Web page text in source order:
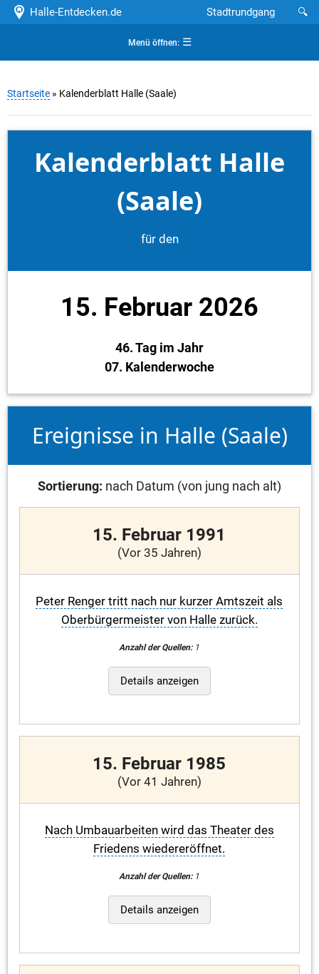
Halle-Entdecken.de 🔍
Stadtrundgang
Menü öffnen:☰
Startseite » Kalenderblatt Halle (Saale)
Kalenderblatt Halle
(Saale)
für den
15. Februar 2026
46. Tag im Jahr
07. Kalenderwoche
Ereignisse in Halle (Saale)
Sortierung: nach Datum (von jung nach alt)
15. Februar 1991
(Vor 35 Jahren)
Peter Renger tritt nach nur kurzer Amtszeit als
Oberbürgermeister von Halle zurück.
Anzahl der Quellen:1
Details anzeigen
15. Februar 1985
(Vor 41 Jahren)
Nach Umbauarbeiten wird das Theater des
Friedens wiedereröffnet.
Anzahl der Quellen:1
Details anzeigen